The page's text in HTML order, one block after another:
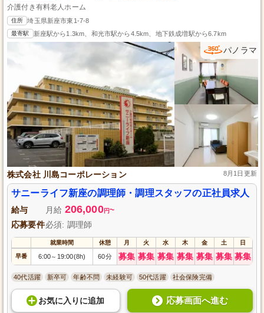
介護付き有料老人ホーム
住所 埼玉県新座市東1-7-8
最寄駅 新座駅から1.3km、和光市駅から4.5km、地下鉄成増駅から6.7km
パノラマ
株式会社 川島コーポレーション 8月1日更新
サニーライフ新座の調理師・調理スタッフの正社員求人
給与 月給 206,000円~
応募要件必須: 調理師
就業時間 休憩 月 火 水 木 金 土 日
早番 6:00～ 19:00(8h) 60分 募集 募集 募集 募集 募集 募集 募集
40代活躍 新卒可 年齢不問 未経験可 50代活躍 社会保険完備
お気に入り に追加 応募画面へ進む